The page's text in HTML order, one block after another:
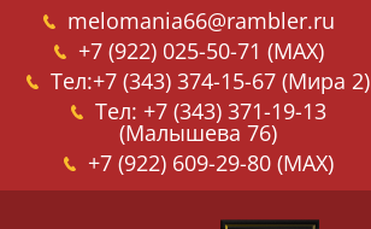
melomania66@rambler.ru
+7 (922) 025-50-71 (MAX)
Тел:+7 (343) 374-15-67 (Мира 2)
Тел: +7 (343) 371-19-13
(Малышева 76)
+7 (922) 609-29-80 (MAX)